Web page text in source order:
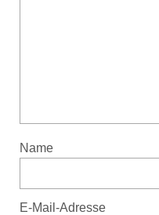
Name
E-Mail-Adresse